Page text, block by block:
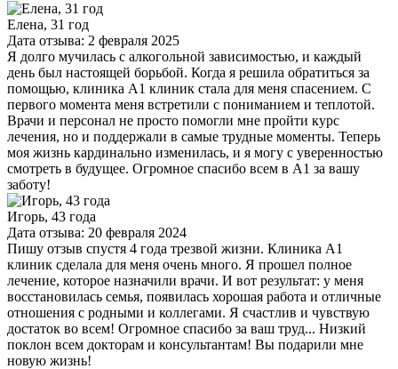
Елена, 31 год
Дата отзыва: 2 февраля 2025
Я долго мучилась с алкогольной зависимостью, и каждый
день был настоящей борьбой. Когда я решила обратиться за
помощью, клиника А1 клиник стала для меня спасением. С
первого момента меня встретили с пониманием и теплотой.
Врачи и персонал не просто помогли мне пройти курс
лечения, но и поддержали в самые трудные моменты. Теперь
моя жизнь кардинально изменилась, и я могу с уверенностью
смотреть в будущее. Огромное спасибо всем в А1 за вашу
заботу!
Игорь, 43 года
Дата отзыва: 20 февраля 2024
Пишу отзыв спустя 4 года трезвой жизни. Клиника А1
клиник сделала для меня очень много. Я прошел полное
лечение, которое назначили врачи. И вот результат: у меня
восстановилась семья, появилась хорошая работа и отличные
отношения с родными и коллегами. Я счастлив и чувствую
достаток во всем! Огромное спасибо за ваш труд... Низкий
поклон всем докторам и консультантам! Вы подарили мне
новую жизнь!